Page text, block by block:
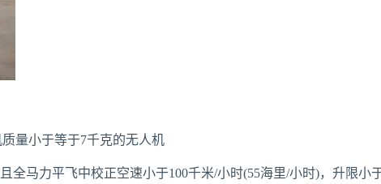
量小于等于7千克的无人机
马力平飞中校正空速小于100千米/小时(55海里/小时)，升限小于